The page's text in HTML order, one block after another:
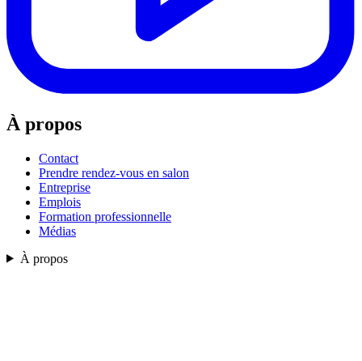
À propos
Contact
Prendre rendez-vous en salon
Entreprise
Emplois
Formation professionnelle
Médias
À propos